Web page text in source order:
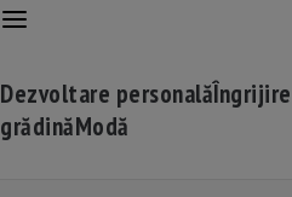
Dezvoltare personală
grădinăModă